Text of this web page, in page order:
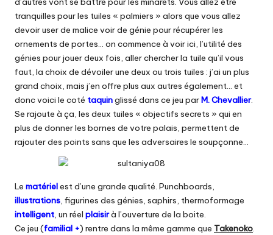
tranquilles pour les tuiles « palmiers » alors que vous allez
devoir user de malice voir de génie pour récupérer les
ornements de portes… on commence à voir ici, l’utilité des
génies pour jouer deux fois, aller chercher la tuile qu’il vous
faut, la choix de dévoiler une deux ou trois tuiles : j’ai un plus
grand choix, mais j’en offre plus aux autres également… et
donc voici le coté taquinglissé dans ce jeu parM. Chevallier.
Se rajoute à ça, les deux tuiles « objectifs secrets » qui en
plus de donner les bornes de votre palais, permettent de
rajouter des points sans que les adversaires le soupçonne…
Le matérielest d’une grande qualité. Punchboards,
illustrations, figurines des génies, saphirs, thermoformage
intelligent, un réel plaisirà l’ouverture de la boite.
Ce jeu (familial +) rentre dans la même gamme que Takenoko.